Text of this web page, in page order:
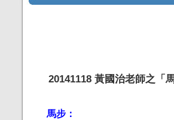
20141118 黃國治老師之「
馬步：